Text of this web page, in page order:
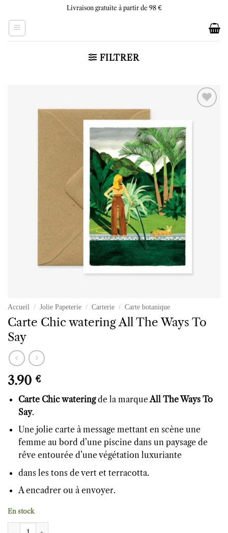
content
Livraison gratuite à partir de 98 €
FILTRER
Accueil / Jolie Papeterie / Carterie / Carte botanique
Carte Chic watering All The Ways To
Say
3.90 €
Carte Chic wateringde la marqueAll The Ways To
Say.
Une jolie carte à message mettant en scène une
femme au bord d’une piscine dans un paysage de
rêve entourée d’une végétation luxuriante
dans les tons de vert et terracotta.
A encadrer ou à envoyer.
En stock
quantité de Carte Chic watering All The Ways To Say